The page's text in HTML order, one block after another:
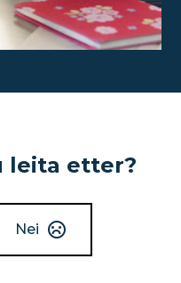
leita etter?
Nei